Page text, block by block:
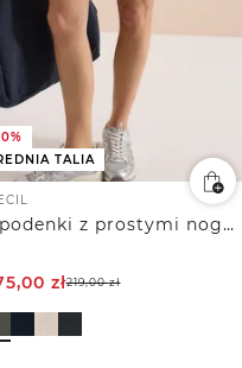
TALIA
Spodenki z prostymi nogawkami o luźnym kroju.
zł219,00zł